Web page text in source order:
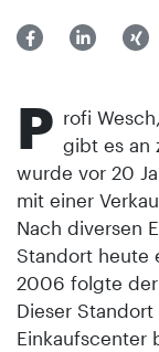
P rofi
gibt es an
wurde vor 20
mit einer
Nach diversen
Standort heute
2006 folgte der
Dieser
Einkaufscenter